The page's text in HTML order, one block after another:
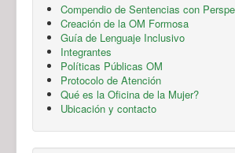
Compendio de Sentencias con
Creación de la OM Formosa
Guía de Lenguaje Inclusivo
Integrantes
Políticas Públicas OM
Protocolo de Atención
Qué es la Oficina de la Mujer?
Ubicación y contacto